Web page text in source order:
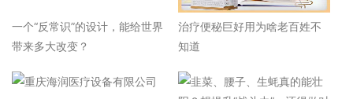
一个“反常识”的设计，能给世界
带来多大改变？
治疗便秘巨好用为啥老百姓不
知道